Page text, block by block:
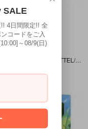
a bug's life/バグズライフ・MATTEL/マテル・PVC＆ベンダブルフィギュア 「Princess Atta＆Princess Dot/アッタ姫＆ドット姫」 パッケージダメージ有
SOLD OUT
SALE
4日間限定!! 全
コードをご入
～08/9(日)